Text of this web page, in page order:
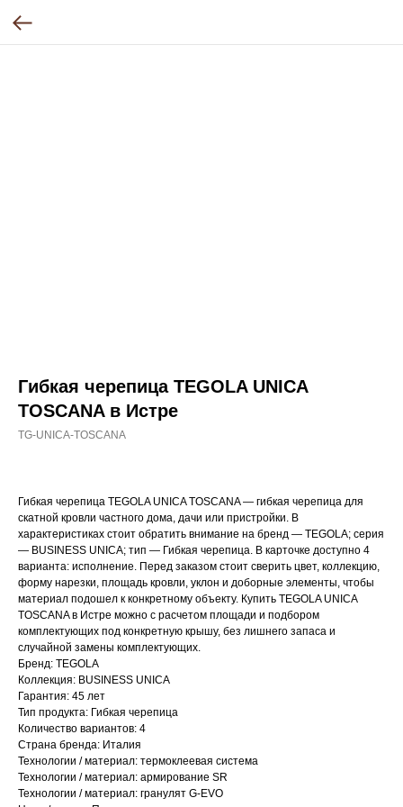
Гибкая черепица TEGOLA UNICA
TOSCANA в Истре
TG-UNICA-TOSCANA
Гибкая черепица TEGOLA UNICA TOSCANA — гибкая черепица для
скатной кровли частного дома, дачи или пристройки. В
характеристиках стоит обратить внимание на бренд — TEGOLA; серия
— BUSINESS UNICA; тип — Гибкая черепица. В карточке доступно 4
варианта: исполнение. Перед заказом стоит сверить цвет, коллекцию,
форму нарезки, площадь кровли, уклон и доборные элементы, чтобы
материал подошел к конкретному объекту. Купить TEGOLA UNICA
TOSCANA в Истре можно с расчетом площади и подбором
комплектующих под конкретную крышу, без лишнего запаса и
случайной замены комплектующих.
Бренд: TEGOLA
Коллекция: BUSINESS UNICA
Гарантия: 45 лет
Тип продукта: Гибкая черепица
Количество вариантов: 4
Страна бренда: Италия
Технологии / материал: термоклеевая система
Технологии / материал: армирование SR
Технологии / материал: гранулят G-EVO